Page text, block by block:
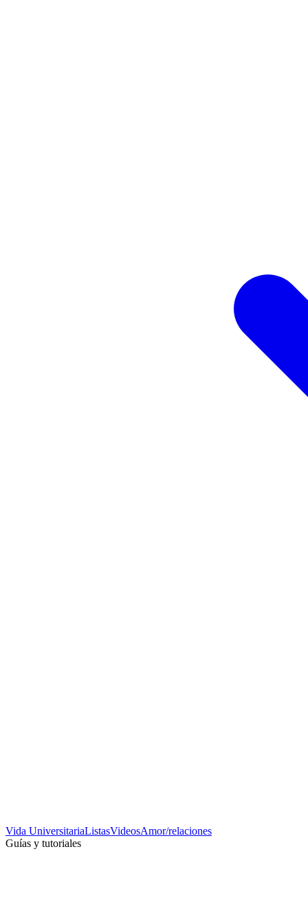
Vida UniversitariaListasVideosAmor/relaciones
Guías y tutoriales